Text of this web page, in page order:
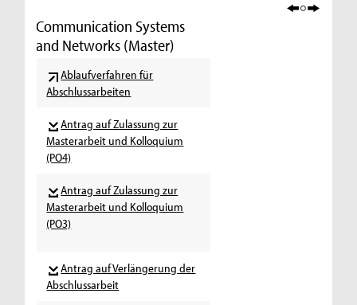
Communication Systems
and Networks (Master)
Ablaufverfahren für
Abschlussarbeiten
Antrag auf Zulassung zur
Masterarbeit und Kolloquium
(PO4)
Antrag auf Zulassung zur
Masterarbeit und Kolloquium
(PO3)
Antrag auf Verlängerung der
Abschlussarbeit